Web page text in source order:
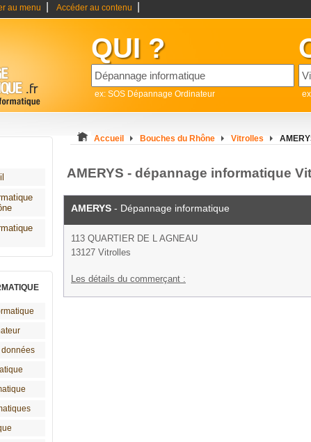
au menu Accéder au contenu
QUI ?
ex: SOS Dépannage Ordinateur
Accueil Bouches du Rhône Vitrolles
AMERYS - dépannage informatique
AMERYS - Dépannage informatique
113 QUARTIER DE L AGNEAU
13127 Vitrolles
Les détails du commerçant :